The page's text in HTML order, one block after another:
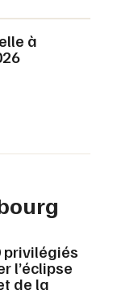
à
privilégiés
l’éclipse
de la